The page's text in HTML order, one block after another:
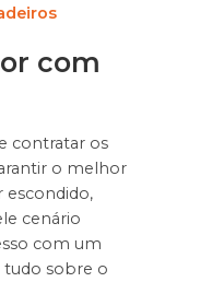
com
contratar os
o melhor
escondido,
cenário
com um
tudo sobre o